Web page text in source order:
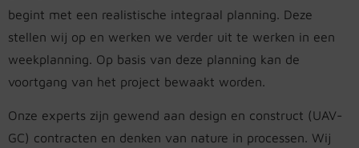
begint met een realistische integraal planning. Deze
stellen wij op en werken we verder uit te werken in een
weekplanning. Op basis van deze planning kan de
voortgang van het project bewaakt worden.
Onze experts zijn gewend aan design en construct (UAV-
GC) contracten en denken van nature in processen. Wij